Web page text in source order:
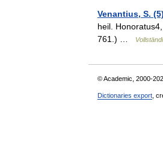
Venantius, S. (5)
heil.
761.) …
© Academic, 2000-
Dictionaries export ,